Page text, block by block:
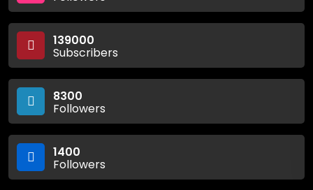
139000
Subscribers
8300
Followers
1400
Followers